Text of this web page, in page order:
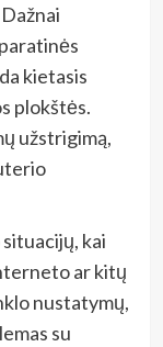
kietasis
plokštės.
užstrigimą,
kai
ar kitų
nustatymų,
su